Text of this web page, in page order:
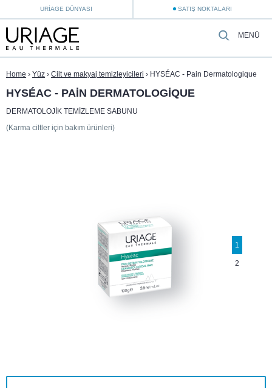
URIAGE DÜNYASI SATIŞ NOKTALARI
MENÜ
Home › Yüz › Cilt ve makyaj temizleyicileri › HYSÉAC - Pain Dermatologique
HYSÉAC - PAIN DERMATOLOGIQUE
DERMATOLOJIK TEMIZLEME SABUNU
(Karma ciltler için bakım ürünleri)
1
2